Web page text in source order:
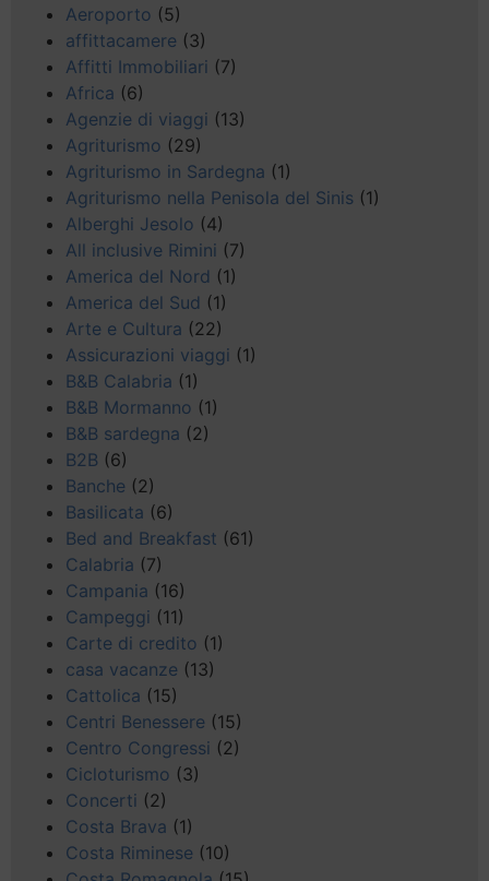
Aeroporto (5)
affittacamere (3)
Affitti Immobiliari (7)
Africa (6)
Agenzie di viaggi (13)
Agriturismo (29)
Agriturismo in Sardegna (1)
Agriturismo nella Penisola del Sinis (1)
Alberghi Jesolo (4)
All inclusive Rimini (7)
America del Nord (1)
America del Sud (1)
Arte e Cultura (22)
Assicurazioni viaggi (1)
B&B Calabria (1)
B&B Mormanno (1)
B&B sardegna (2)
B2B (6)
Banche (2)
Basilicata (6)
Bed and Breakfast (61)
Calabria (7)
Campania (16)
Campeggi (11)
Carte di credito (1)
casa vacanze (13)
Cattolica (15)
Centri Benessere (15)
Centro Congressi (2)
Cicloturismo (3)
Concerti (2)
Costa Brava (1)
Costa Riminese (10)